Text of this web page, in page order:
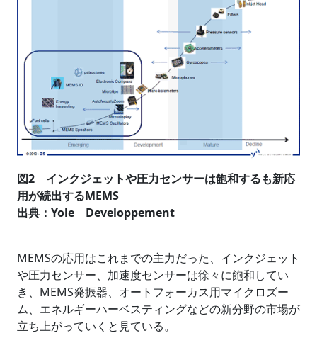
図2 インクジェットや圧力センサーは飽和するも新応
用が続出するMEMS
出典：Yole Developpement
MEMSの応用はこれまでの主力だった、インクジェット
や圧力センサー、加速度センサーは徐々に飽和してい
き、MEMS発振器、オートフォーカス用マイクロズー
ム、エネルギーハーベスティングなどの新分野の市場が
立ち上がっていくと見ている。